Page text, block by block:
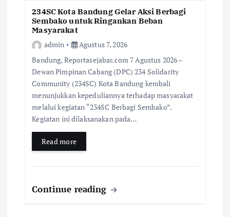
234SC Kota Bandung Gelar Aksi Berbagi
Sembako untuk Ringankan Beban
Masyarakat
admin
Agustus 7, 2026
Bandung, Reportasejabar.com 7 Agustus 2026 –
Dewan Pimpinan Cabang (DPC) 234 Solidarity
Community (234SC) Kota Bandung kembali
menunjukkan kepeduliannya terhadap masyarakat
melalui kegiatan “234SC Berbagi Sembako”.
Kegiatan ini dilaksanakan pada…
Read more
Continue reading